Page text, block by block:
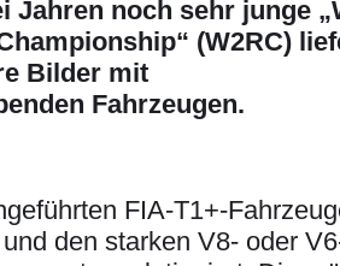
Jahren noch sehr junge
(W2RC)
Bilder mit
Fahrzeugen.
FIA-T1+-
den starken V8- oder